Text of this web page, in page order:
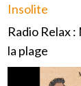
Insolite
Radio Relax
la plage